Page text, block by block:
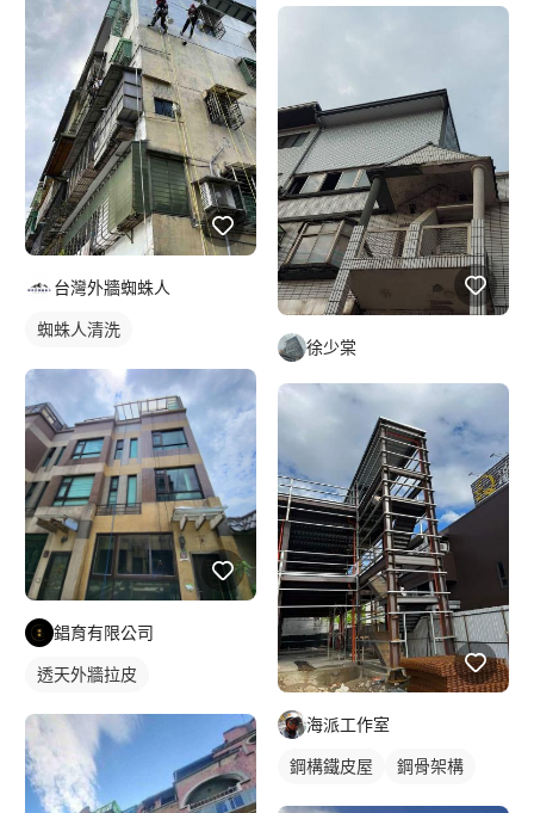
台灣外牆蜘蛛人
蜘蛛人清洗
錩育有限公司
透天外牆拉皮
徐少棠
海派工作室
鋼構鐵皮屋 鋼骨架構